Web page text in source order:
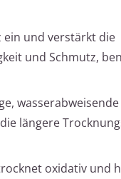
ein und verstärkt die
und Schmutz,
wasserabweisende
längere
oxidativ und